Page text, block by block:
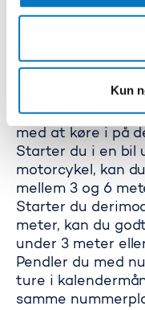
Kun
den pågældende
starter, er det
over broen i den
kalendermåned,
Rabatten følger
med at køre i på
Starter du i en bil
motorcykel, kan
mellem 3 og 6
Starter du
meter, kan du
under 3 meter
Pendler du med
ture i
samme